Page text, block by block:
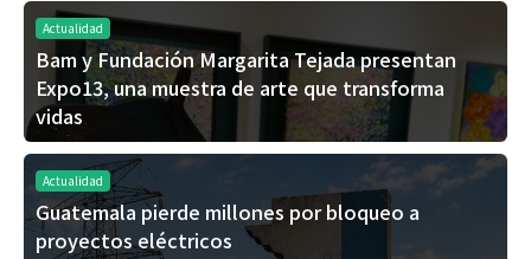
Actualidad
Bam y Fundación Margarita Tejada presentan
Expo13, una muestra de arte que transforma
vidas
Actualidad
Guatemala pierde millones por bloqueo a
proyectos eléctricos